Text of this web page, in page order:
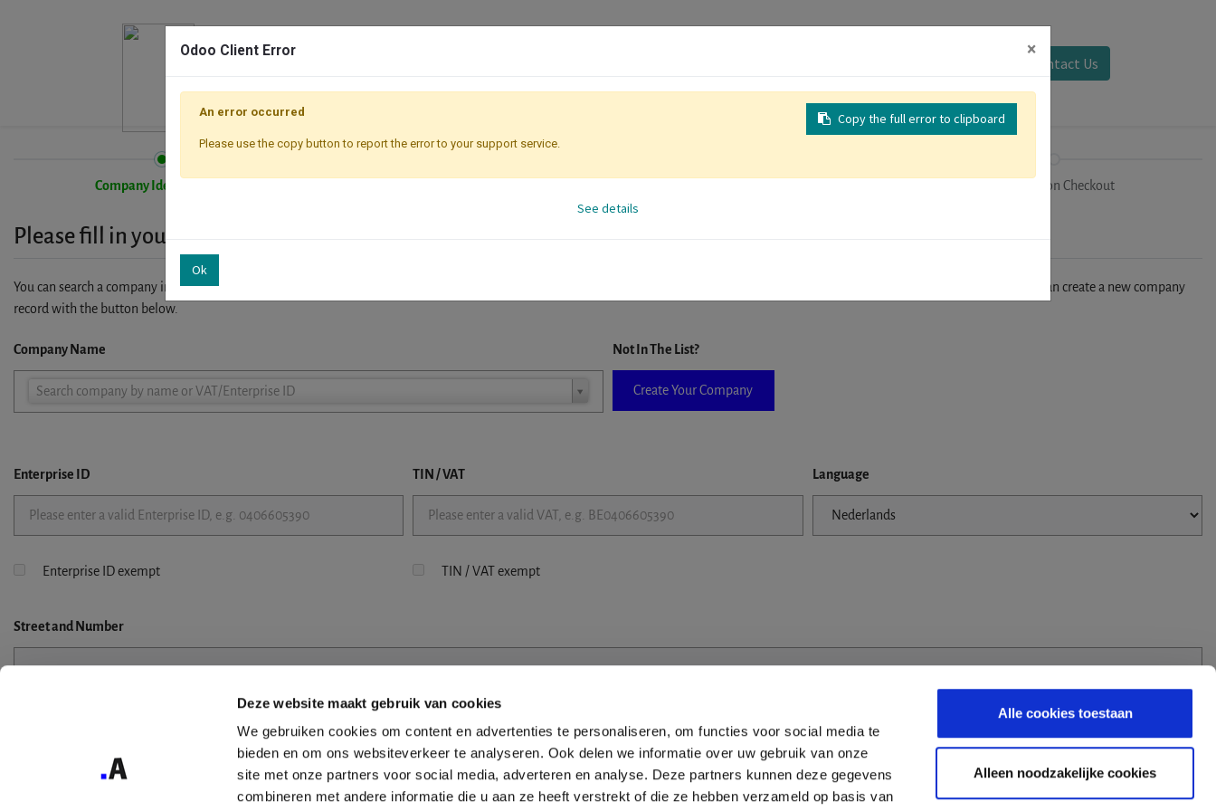
Deze website maakt gebruik van cookies
We gebruiken cookies om content en advertenties te personaliseren, om functies voor social media te
bieden en om ons websiteverkeer te analyseren. Ook delen we informatie over uw gebruik van onze
site met onze partners voor social media, adverteren en analyse. Deze partners kunnen deze gegevens
combineren met andere informatie die u aan ze heeft verstrekt of die ze hebben verzameld op basis van
Alle cookies toestaan
Alleen noodzakelijke cookies
Contact Us
Company Identification Registration Checkout
Please fill in your company details
You can search a company in our database by name, VAT or enterprise ID. When a company is selected it will auto-complete the form. If you don't find your company in our database, you can create a new company
record with the button below.
Company Name
Search company by name or VAT/Enterprise ID
Company
Not In The List?
Create Your Company
Enterprise ID TIN / VAT Language
Enterprise ID exempt TIN / VAT exempt
Streetand Number
Odoo Client Error ×
Copy the full error to clipboard
An error occurred
Please use the copy button to report the error to your support service.
See details
Ok